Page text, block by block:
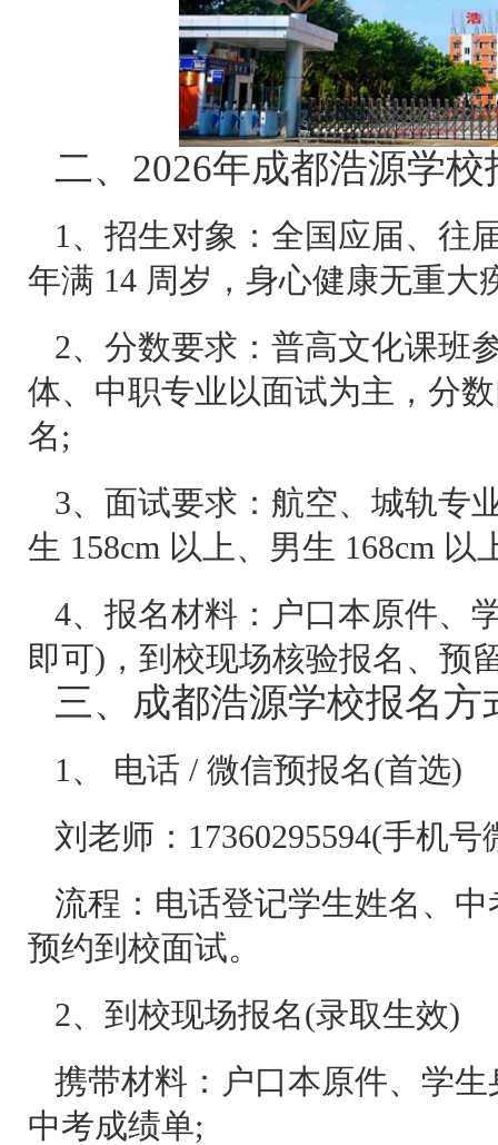
二、2026年成都浩源学校
1、招生对象：全国应届、往
年满 14 周岁，身心健康无重大
2、分数要求：普高文化课班
体、中职专业以面试为主，分
名;
3、面试要求：航空、城轨专
生 158cm 以上、男生 168cm 以
4、报名材料：户口本原件、
即可)，到校现场核验报名、预
三、成都浩源学校报名方
1、 电话 / 微信预报名(首选)
刘老师：17360295594(手机号
流程：电话登记学生姓名、
预约到校面试。
2、到校现场报名(录取生效)
携带材料：户口本原件、学
中考成绩单;